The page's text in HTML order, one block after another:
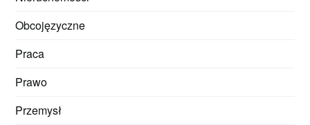
Obcojęzyczne
Praca
Prawo
Przemysł